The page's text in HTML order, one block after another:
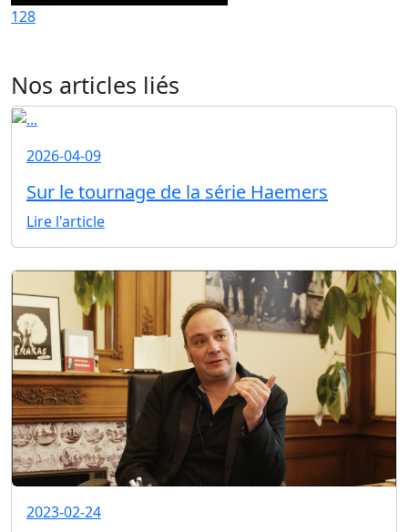
128
Nos articles liés
2026-04-09
Sur le tournage de la série Haemers
Lire l'article
2023-02-24